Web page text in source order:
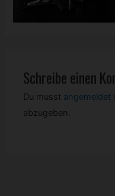
Schreibe einen
Du musst angemeldet
abzugeben.